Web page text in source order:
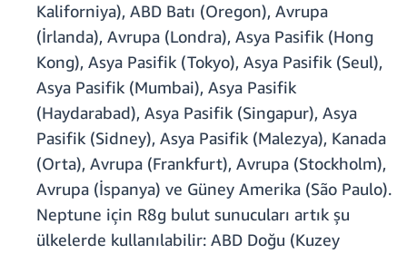
Kaliforniya), ABD Batı (Oregon), Avrupa
(İrlanda), Avrupa (Londra), Asya Pasifik (Hong
Kong), Asya Pasifik (Tokyo), Asya Pasifik (Seul),
Asya Pasifik (Mumbai), Asya Pasifik
(Haydarabad), Asya Pasifik (Singapur), Asya
Pasifik (Sidney), Asya Pasifik (Malezya), Kanada
(Orta), Avrupa (Frankfurt), Avrupa (Stockholm),
Avrupa (İspanya) ve Güney Amerika (São Paulo).
Neptune için R8g bulut sunucuları artık şu
ülkelerde kullanılabilir: ABD Doğu (Kuzey